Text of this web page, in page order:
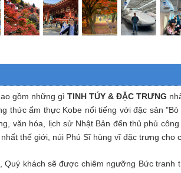
gồm những gì TINH TÚY & ĐẶC TRƯNG
thức ẩm thực Kobe nổi tiếng với đặc sản
văn hóa, lịch sử Nhật Bản đến thủ phủ
thế giới, núi Phú Sĩ hùng vĩ đặc trưng cho
, Quý khách sẽ được chiêm ngưỡng Bức